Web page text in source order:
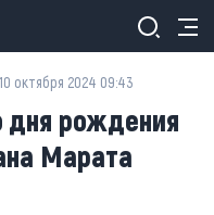
10 октября 2024 09:43
дня рождения
Марата